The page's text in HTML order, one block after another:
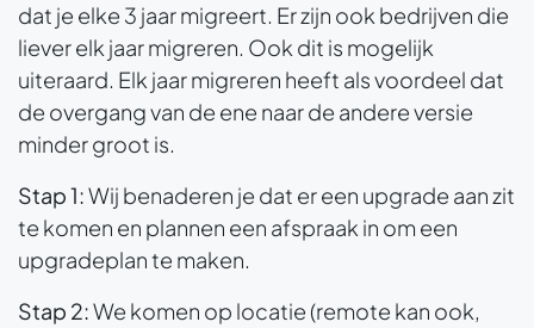
dat je elke 3 jaar migreert. Er zijn ook bedrijven die
liever elk jaar migreren. Ook dit is mogelijk
uiteraard. Elk jaar migreren heeft als voordeel dat
de overgang van de ene naar de andere versie
minder groot is.
Stap 1:Wij benaderen je dat er een upgrade aan zit
te komen en plannen een afspraak in om een
upgradeplan te maken.
Stap 2:We komen op locatie (remote kan ook,